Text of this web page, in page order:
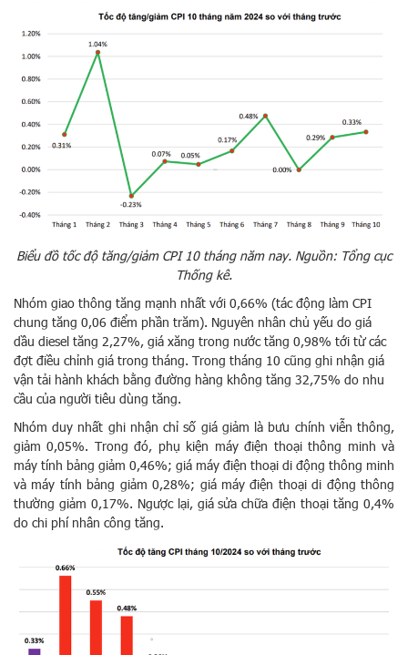
Biểu đồ tốc độ tăng/giảm CPI 10 tháng năm nay. Nguồn: Tổng cục
Thống kê.
Nhóm giao thông tăng mạnh nhất với 0,66% (tác động làm CPI
chung tăng 0,06 điểm phần trăm). Nguyên nhân chủ yếu do giá
dầu diesel tăng 2,27%, giá xăng trong nước tăng 0,98% tới từ các
đợt điều chỉnh giá trong tháng. Trong tháng 10 cũng ghi nhận giá
vận tải hành khách bằng đường hàng không tăng 32,75% do nhu
cầu của người tiêu dùng tăng.
Nhóm duy nhất ghi nhận chỉ số giá giảm là bưu chính viễn thông,
giảm 0,05%. Trong đó, phụ kiện máy điện thoại thông minh và
máy tính bảng giảm 0,46%; giá máy điện thoại di động thông minh
và máy tính bảng giảm 0,28%; giá máy điện thoại di động thông
thường giảm 0,17%. Ngược lại, giá sửa chữa điện thoại tăng 0,4%
do chi phí nhân công tăng.